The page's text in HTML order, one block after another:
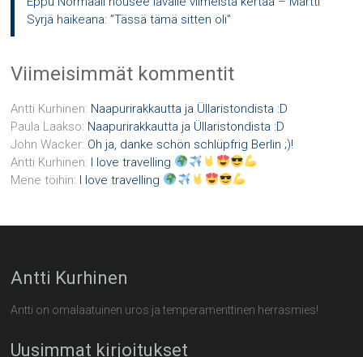
Syrjä haikeana: ”Tässä tämä sitten oli”
Viimeisimmät kommentit
Antti Kurhinen: Naapurirakkautta ja Üllaristondista :D
Paula Laakso: Naapurirakkautta ja Üllaristondista :D
John Wacker: Oh ja, danke schön schlüpfrig Berlin ;)!
Antti Kurhinen: I love travelling
Mene töihin: I love travelling
Antti Kurhinen
Antti on omalaatuinen uros ja temperamenttinen herrasmies!
Uusimmat kirjoitukset